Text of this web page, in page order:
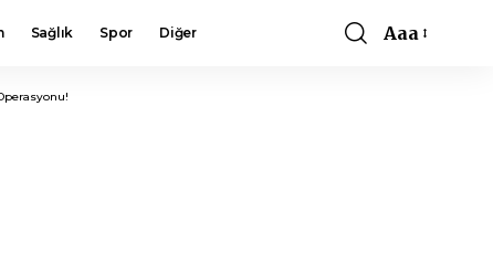
Sağlık Spor Diğer
Font
Aaa